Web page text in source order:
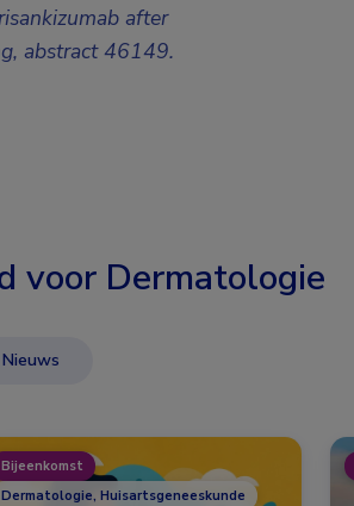
after
abstract 46149.
voor Dermatologie
Nieuws
Bijeenkomst
Dermatologie, Huisartsgeneeskunde